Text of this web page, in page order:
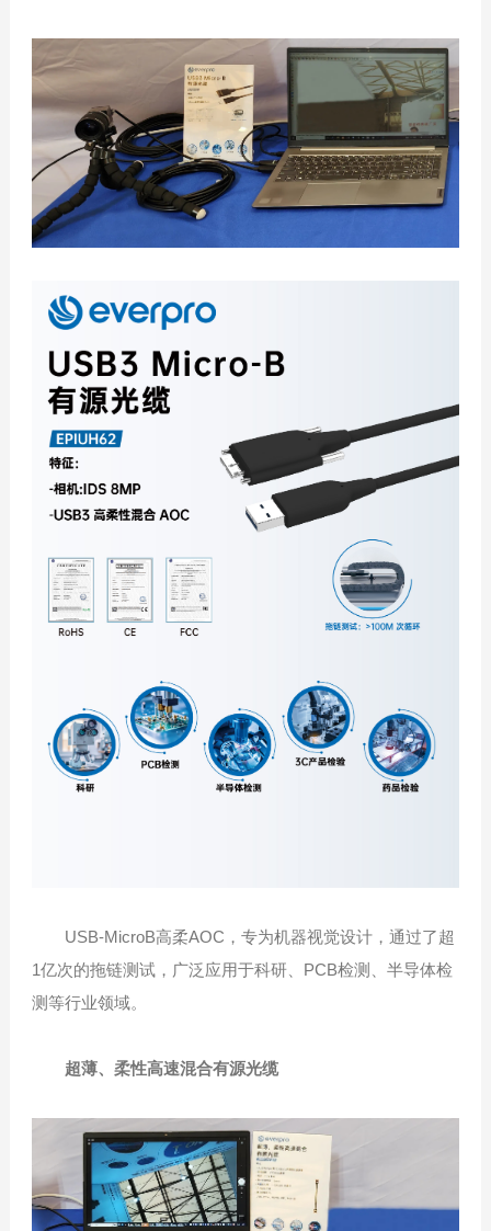
USB-MicroB高柔AOC，专为机器视觉设计，通过了超
1亿次的拖链测试，广泛应用于科研、PCB检测、半导体检
测等行业领域。
超薄、柔性高速混合有源光缆